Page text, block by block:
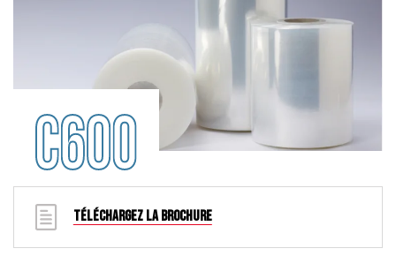
TÉLÉCHARGEZ LA BROCHURE